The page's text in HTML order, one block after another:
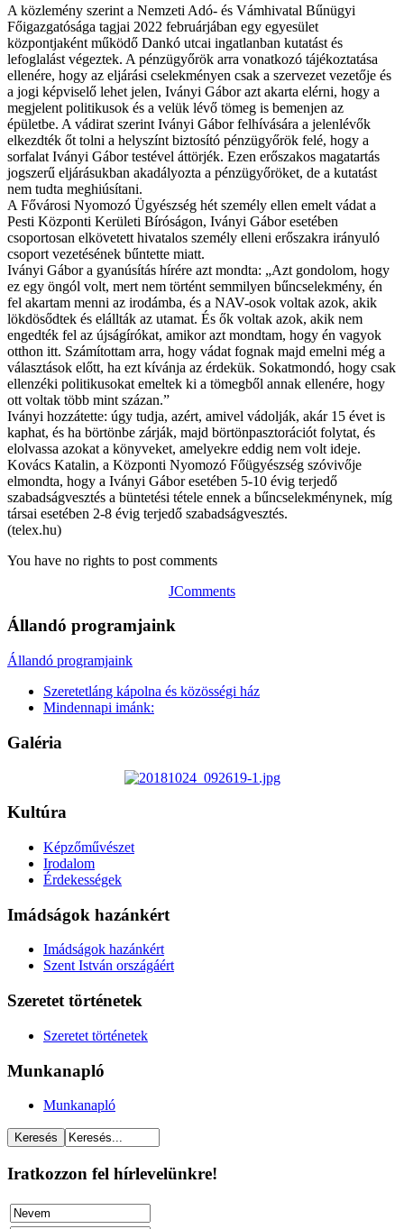
A közlemény szerint a Nemzeti Adó- és Vámhivatal Bűnügyi
Főigazgatósága tagjai 2022 februárjában egy egyesület
központjaként működő Dankó utcai ingatlanban kutatást és
lefoglalást végeztek. A pénzügyőrök arra vonatkozó tájékoztatása
ellenére, hogy az eljárási cselekményen csak a szervezet vezetője és
a jogi képviselő lehet jelen, Iványi Gábor azt akarta elérni, hogy a
megjelent politikusok és a velük lévő tömeg is bemenjen az
épületbe. A vádirat szerint Iványi Gábor felhívására a jelenlévők
elkezdték őt tolni a helyszínt biztosító pénzügyőrök felé, hogy a
sorfalat Iványi Gábor testével áttörjék. Ezen erőszakos magatartás
jogszerű eljárásukban akadályozta a pénzügyőröket, de a kutatást
nem tudta meghiúsítani.
A Fővárosi Nyomozó Ügyészség hét személy ellen emelt vádat a
Pesti Központi Kerületi Bíróságon, Iványi Gábor esetében
csoportosan elkövetett hivatalos személy elleni erőszakra irányuló
csoport vezetésének bűntette miatt.
Iványi Gábor a gyanúsítás hírére azt mondta: „Azt gondolom, hogy
ez egy öngól volt, mert nem történt semmilyen bűncselekmény, én
fel akartam menni az irodámba, és a NAV-osok voltak azok, akik
lökdösődtek és elállták az utamat. És ők voltak azok, akik nem
engedték fel az újságírókat, amikor azt mondtam, hogy én vagyok
otthon itt. Számítottam arra, hogy vádat fognak majd emelni még a
választások előtt, ha ezt kívánja az érdekük. Sokatmondó, hogy csak
ellenzéki politikusokat emeltek ki a tömegből annak ellenére, hogy
ott voltak több mint százan.”
Iványi hozzátette: úgy tudja, azért, amivel vádolják, akár 15 évet is
kaphat, és ha börtönbe zárják, majd börtönpasztorációt folytat, és
elolvassa azokat a könyveket, amelyekre eddig nem volt ideje.
Kovács Katalin, a Központi Nyomozó Főügyészség szóvivője
elmondta, hogy a Iványi Gábor esetében 5-10 évig terjedő
szabadságvesztés a büntetési tétele ennek a bűncselekménynek, míg
társai esetében 2-8 évig terjedő szabadságvesztés.
(telex.hu)
You have no rights to post comments
JComments
Állandó programjaink
Állandó programjaink
Szeretetláng kápolna és közösségi ház
Mindennapi imánk:
Galéria
Kultúra
Képzőművészet
Irodalom
Érdekességek
Imádságok hazánkért
Imádságok hazánkért
Szent István országáért
Szeretet történetek
Szeretet történetek
Munkanapló
Munkanapló
Iratkozzon fel hírlevelünkre!